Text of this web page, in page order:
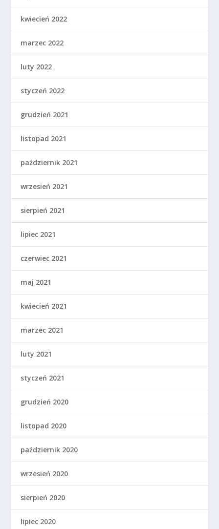
kwiecień 2022
marzec 2022
luty 2022
styczeń 2022
grudzień 2021
listopad 2021
październik 2021
wrzesień 2021
sierpień 2021
lipiec 2021
czerwiec 2021
maj 2021
kwiecień 2021
marzec 2021
luty 2021
styczeń 2021
grudzień 2020
listopad 2020
październik 2020
wrzesień 2020
sierpień 2020
lipiec 2020